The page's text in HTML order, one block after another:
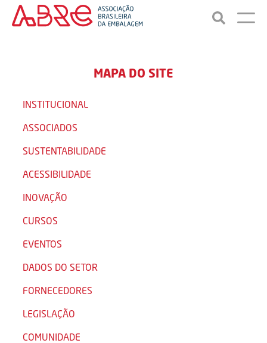
MAPA DO SITE
INSTITUCIONAL
ASSOCIADOS
SUSTENTABILIDADE
ACESSIBILIDADE
INOVAÇÃO
CURSOS
EVENTOS
DADOS DO SETOR
FORNECEDORES
LEGISLAÇÃO
COMUNIDADE